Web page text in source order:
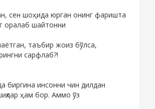
сен шоҳида юрган онинг фаришта
оралаб шайтонни
таъбир жоиз бўлса,
сарфлаб?!
биргина инсонни чин дилдан
ҳам бор. Аммо ўз